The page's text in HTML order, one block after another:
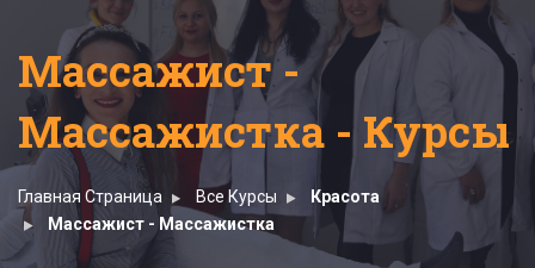
Массажист -
Массажистка - Курсы
Главная Страница Все Курсы
Красота
Массажист - Массажистка